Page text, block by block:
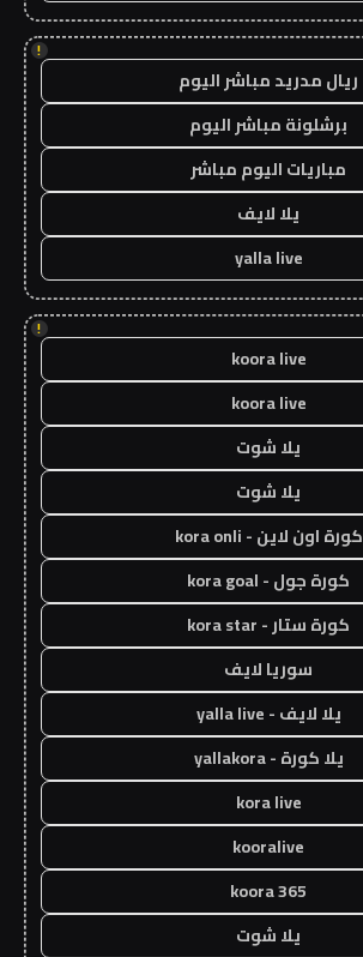
!
ريال مدريد مباشر اليوم
برشلونة مباشر اليوم
مباريات اليوم مباشر
يلا لايف
yalla live
!
koora live
koora live
يلا شوت
يلا شوت
كورة اون لاين - kora onli
كورة جول - kora goal
كورة ستار - kora star
سوريا لايف
يلا لايف - yalla live
يلا كورة - yallakora
kora live
kooralive
koora 365
يلا شوت